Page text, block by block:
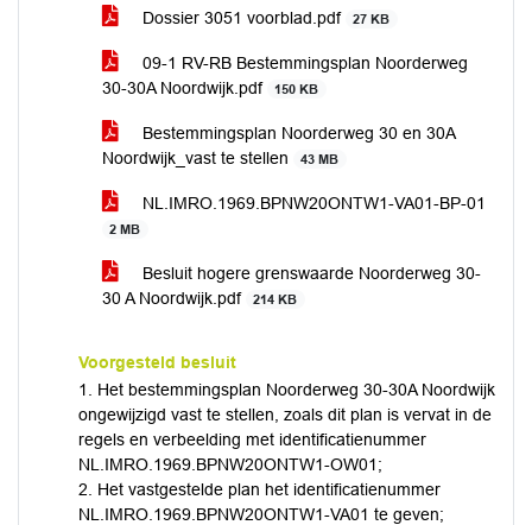
Dossier 3051 voorblad.pdf
27 KB
09-1 RV-RB Bestemmingsplan Noorderweg
30-30A Noordwijk.pdf
150 KB
Bestemmingsplan Noorderweg 30 en 30A
Noordwijk_vast te stellen
43 MB
NL.IMRO.1969.BPNW20ONTW1-VA01-BP-01
2 MB
Besluit hogere grenswaarde Noorderweg 30-
30 A Noordwijk.pdf
214 KB
Voorgesteld besluit
1. Het bestemmingsplan Noorderweg 30-30A Noordwijk
ongewijzigd vast te stellen, zoals dit plan is vervat in de
regels en verbeelding met identificatienummer
NL.IMRO.1969.BPNW20ONTW1-OW01;
2. Het vastgestelde plan het identificatienummer
NL.IMRO.1969.BPNW20ONTW1-VA01 te geven;